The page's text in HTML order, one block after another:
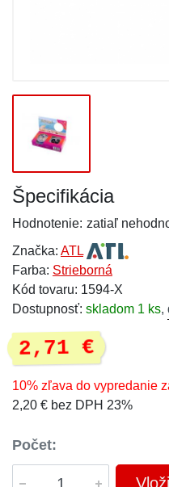
Špecifikácia
Hodnotenie: zatiaľ
Značka: ATL
Farba: Strieborná
Kód tovaru: 1594-X
Dostupnosť: skladom 1 ks,
2,71 €
10% zľava do vypredanie
2,20 € bez DPH 23%
Počet: